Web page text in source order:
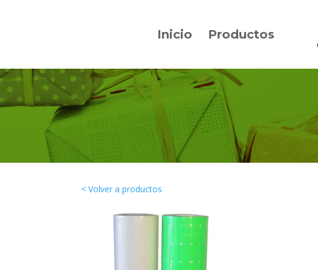
Inicio Productos
< Volver a productos